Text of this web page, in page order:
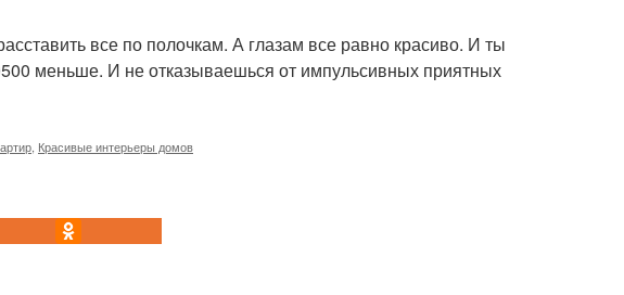
все по полочкам. А глазам все равно красиво. И ты
меньше. И не отказываешься от импульсивных приятных
Красивые интерьеры домов